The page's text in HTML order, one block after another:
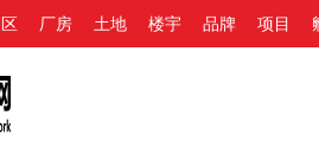
厂房 土地 楼宇 品牌 项目